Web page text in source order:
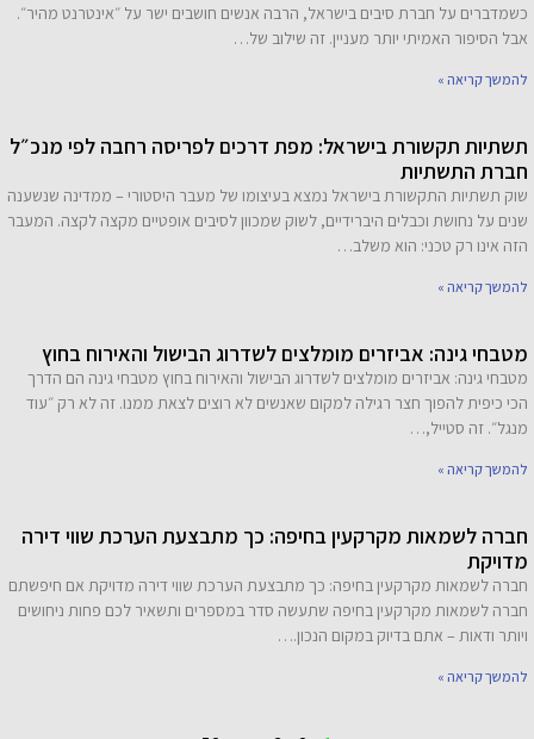
כשמדברים על חברת סיבים בישראל, הרבה אנשים חושבים ישר על ״אינטרנט מהיר״.
אבל הסיפור האמיתי יותר מעניין. זה שילוב של…
להמשך קריאה »
תשתיות תקשורת בישראל: מפת דרכים לפריסה רחבה לפי מנכ״ל
חברת התשתיות
שוק תשתיות התקשורת בישראל נמצא בעיצומו של מעבר היסטורי – ממדינה שנשענה
שנים על נחושת וכבלים היברידיים, לשוק שמכוון לסיבים אופטיים מקצה לקצה. המעבר
הזה אינו רק טכני: הוא משלב…
להמשך קריאה »
מטבחי גינה: אביזרים מומלצים לשדרוג הבישול והאירוח בחוץ
מטבחי גינה: אביזרים מומלצים לשדרוג הבישול והאירוח בחוץ מטבחי גינה הם הדרך
הכי כיפית להפוך חצר רגילה למקום שאנשים לא רוצים לצאת ממנו. זה לא רק ״עוד
מנגל״. זה סטייל,…
להמשך קריאה »
חברה לשמאות מקרקעין בחיפה: כך מתבצעת הערכת שווי דירה
מדויקת
חברה לשמאות מקרקעין בחיפה: כך מתבצעת הערכת שווי דירה מדויקת אם חיפשתם
חברה לשמאות מקרקעין בחיפה שתעשה סדר במספרים ותשאיר לכם פחות ניחושים
ויותר ודאות – אתם בדיוק במקום הנכון.…
להמשך קריאה »